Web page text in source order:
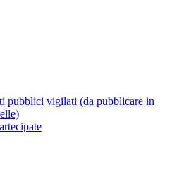
pubblici vigilati (da pubblicare in